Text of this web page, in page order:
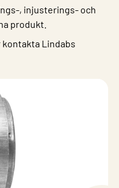
, injusterings- och
produkt.
Lindabs